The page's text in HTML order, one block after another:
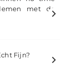
met de
Fijn?